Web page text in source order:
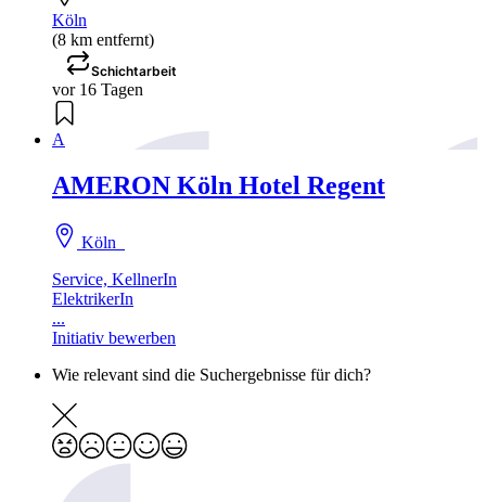
Köln
(8 km entfernt)
Schichtarbeit
vor 16 Tagen
A
AMERON Köln Hotel Regent
Köln
Service, KellnerIn
ElektrikerIn
...
Initiativ bewerben
Wie relevant sind die Suchergebnisse für dich?